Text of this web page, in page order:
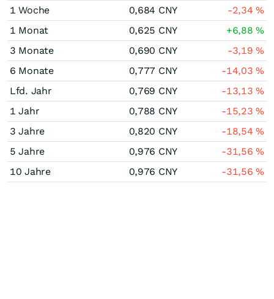
1 Woche
0,684 CNY -2,34%
1 Monat
0,625 CNY +6,88%
3 Monate
0,690 CNY -3,19%
6 Monate
0,777 CNY -14,03%
Lfd. Jahr
0,769 CNY -13,13%
1 Jahr
0,788 CNY -15,23%
3 Jahre
0,820 CNY -18,54%
5 Jahre
0,976 CNY -31,56%
10 Jahre
0,976 CNY -31,56%